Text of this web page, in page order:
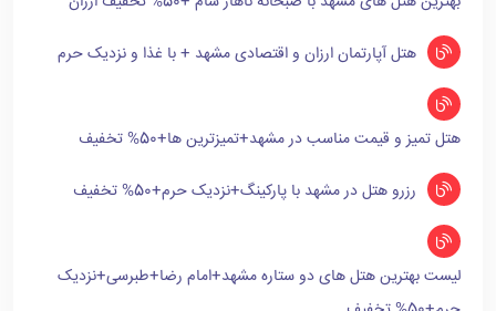
هتل آپارتمان ارزان و اقتصادی مشهد + با غذا و نزدیک حرم
هتل تمیز و قیمت مناسب در مشهد+تمیزترین ها+50% تخفیف
رزرو هتل در مشهد با پارکینگ+نزدیک حرم+50% تخفیف
لیست بهترین هتل های دو ستاره مشهد+امام رضا+طبرسی+نزدیک